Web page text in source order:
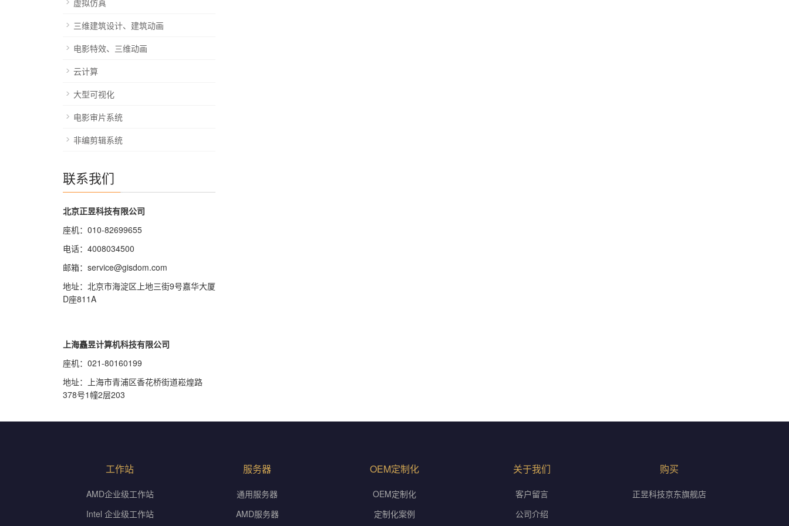
三维建筑设计、建筑动画
电影特效、三维动画
云计算
大型可视化
电影审片系统
非编剪辑系统
联系我们
北京正昱科技有限公司
座机：010-82699655
电话：4008034500
邮箱：service@gisdom.com
地址：北京市海淀区上地三街9号嘉华大厦
D座811A
上海矗昱计算机科技有限公司
座机：021-80160199
地址：上海市青浦区香花桥街道崧煌路
378号1幢2层203
工作站
AMD企业级工作站
Intel 企业级工作站
服务器
通用服务器
AMD服务器
OEM定制化
OEM定制化
定制化案例
关于我们
客户留言
公司介绍
购买
正昱科技京东旗舰店